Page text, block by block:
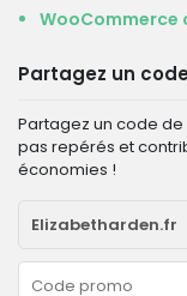
WooCommerce
Partagez un
Partagez un code
pas repérés et
économies !